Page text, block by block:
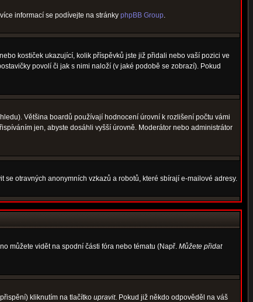
informací se podívejte na stránky phpBB Group.
kostiček ukazující, kolik příspěvků jste již přidali nebo vaší pozici ve
povolí či jak s nimi naloží (v jaké podobě se zobrazí). Pokud
Většina boardů používají hodnocení úrovní k rozlišení počtu vámi
jen, abyste dosáhli vyšší úrovně. Moderátor nebo administrátor
otravných anonymních vzkazů a robotů, které sbírají e-mailové adresy.
můžete vidět na spodní části fóra nebo tématu (Např. Můžete přidat
kliknutím na tlačítko upravit. Pokud již někdo odpověděl na váš